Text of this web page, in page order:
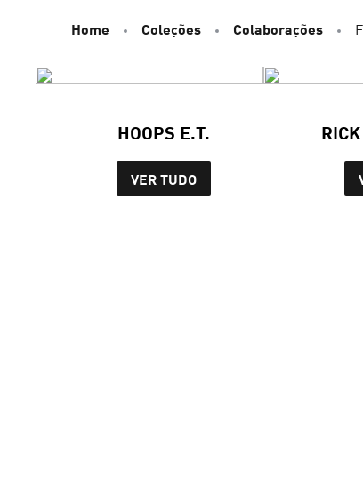
Home Coleções Colaborações
HOOPS E.T.
VER TUDO